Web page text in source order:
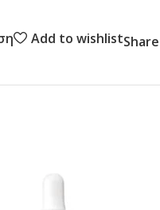
Add to wishlist